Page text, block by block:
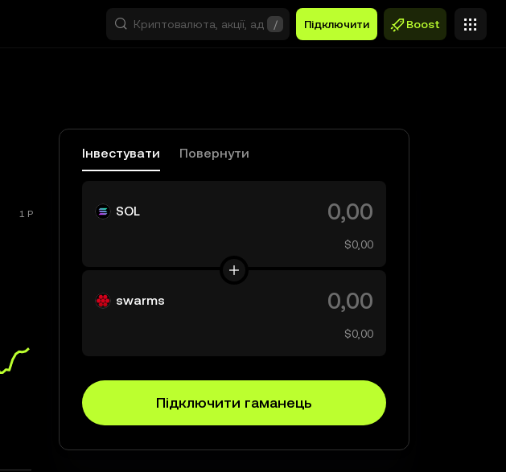
/ Підключити Boost
1 Р
Інвестувати Повернути
SOL
$0,00
swarms
$0,00
Підключити гаманець